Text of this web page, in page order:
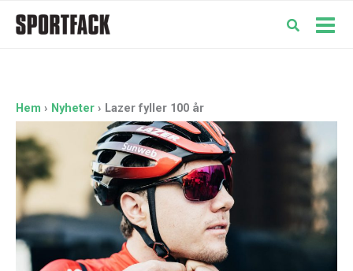
Hem Nyheter Lazer fyller 100 år